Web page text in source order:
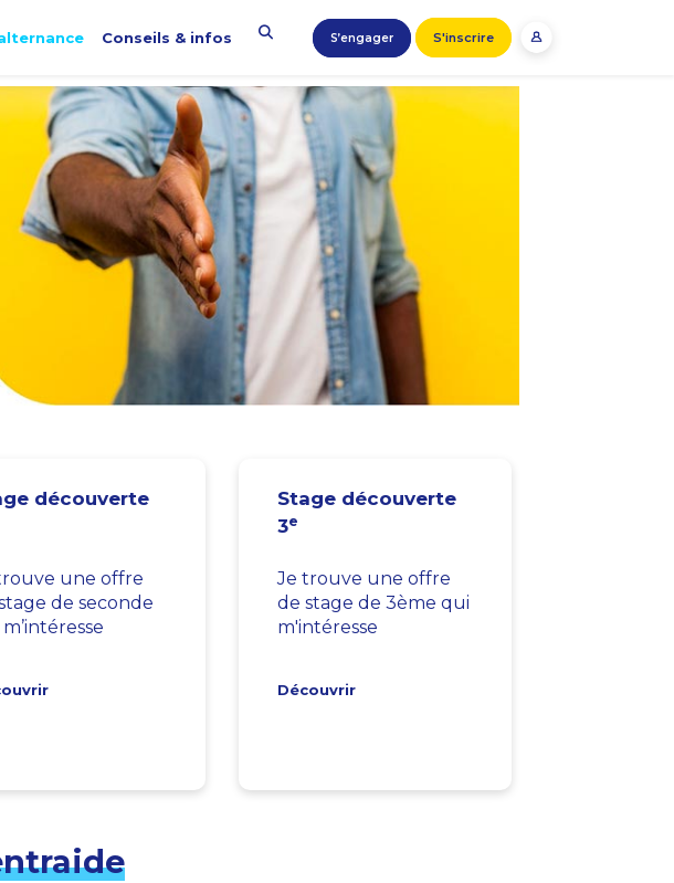
Conseils & infos S’engager S'inscrire
découverte
une offre
de seconde
Stage découverte
3e
Je trouve une offre
de stage de 3ème qui
m'intéresse
Découvrir